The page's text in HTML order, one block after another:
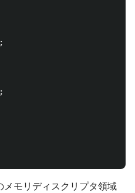
;
;
モリディスクリプタ領域